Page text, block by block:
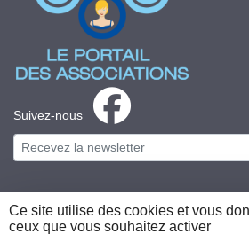
Suivez-nous
Plateforme développée en France par
Ce site utilise des cookies et vous
ceux que vous souhaitez activer